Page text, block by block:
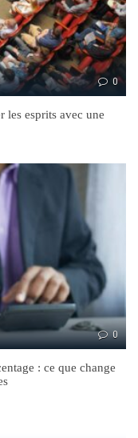
0
les esprits avec une
0
: ce que change